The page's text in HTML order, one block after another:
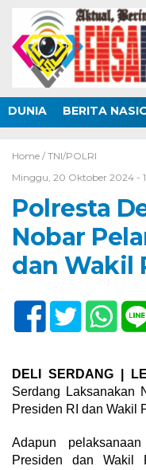
DUNIA BERITA
Home / TNI/POLRI
Minggu, 20 Oktober 2024 -
Polresta
Nobar
dan Wakil
DELI SERDANG |
Serdang Laksanakan
Presiden RI dan Wakil
Adapun
Presiden dan Wakil